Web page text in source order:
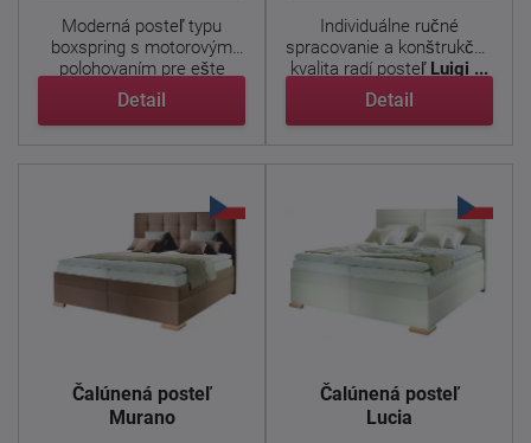
Moderná posteľ typu
boxspring s motorovým
polohovaním pre ešte
väčšie ...
Detail
Individuálne ručné
spracovanie a konštrukčná
kvalita radí posteľ Luigi ...
Detail
Čalúnená posteľ
Murano
Čalúnená posteľ
Lucia